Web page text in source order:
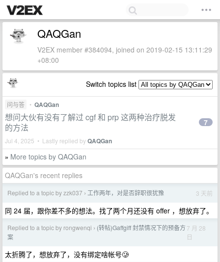
QAQGan
V2EX member #384094, joined on 2019-02-15 13:11:29
+08:00
Switch topics list
问与答 • QAQGan
想问大伙有没有了解过 cgf 和 prp 这两种治疗脱发
的方法
Jul 4, 2025 • Lastly replied byQAQGan
7
» More topics by QAQGan
QAQGan's recent replies
Replied to a topic by zzk037 › 工作两年，对是否辞职很犹豫 3 天前
同 24 届，跟你差不多的想法。找了两个月还没有 offer ，想放弃了。
Replied to a topic by rongwenqi › (转帖)Gaffgiff 封禁情况下的预备方
案
7 月 28
日
太折腾了，想放弃了，没有绑定啥帐号🥲